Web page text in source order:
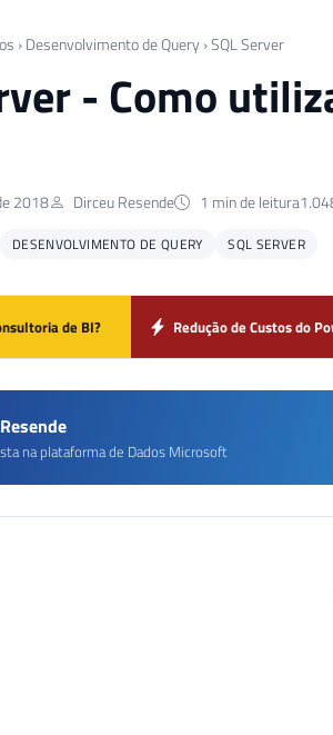
› Desenvolvimento de Query ›SQL Server
- Como
2018 Dirceu Resende 1 min de leitura
DESENVOLVIMENTO DE QUERY SQL SERVER
de BI? Redução de Custos do
na plataforma de Dados Microsoft